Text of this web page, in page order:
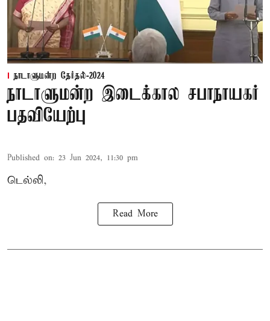
நாடாளுமன்ற தேர்தல்-2024
நாடாளுமன்ற இடைக்கால சபாநாயகர்
பதவியேற்பு
Published on: 23 Jun 2024, 11:30 pm
டெல்லி,
Read More